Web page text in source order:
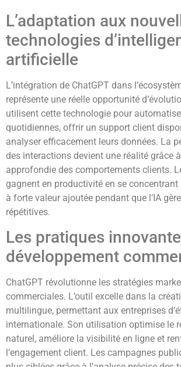
L’adaptation aux
technologies
artificielle
L’intégration de ChatGPT dans
représente une réelle opportunité
utilisent cette technologie pour
quotidiennes, offrir un support client
analyser efficacement leurs données. La
des interactions devient une réalité grâce
approfondie des comportements clients.
gagnent en productivité en se
à forte valeur ajoutée pendant que l’IA
répétitives.
Les pratiques
développement
ChatGPT révolutionne les stratégies
commerciales. L’outil excelle dans la
multilingue, permettant aux entreprises
internationale. Son utilisation optimise le
naturel, améliore la visibilité en ligne et
l’engagement client. Les campagnes